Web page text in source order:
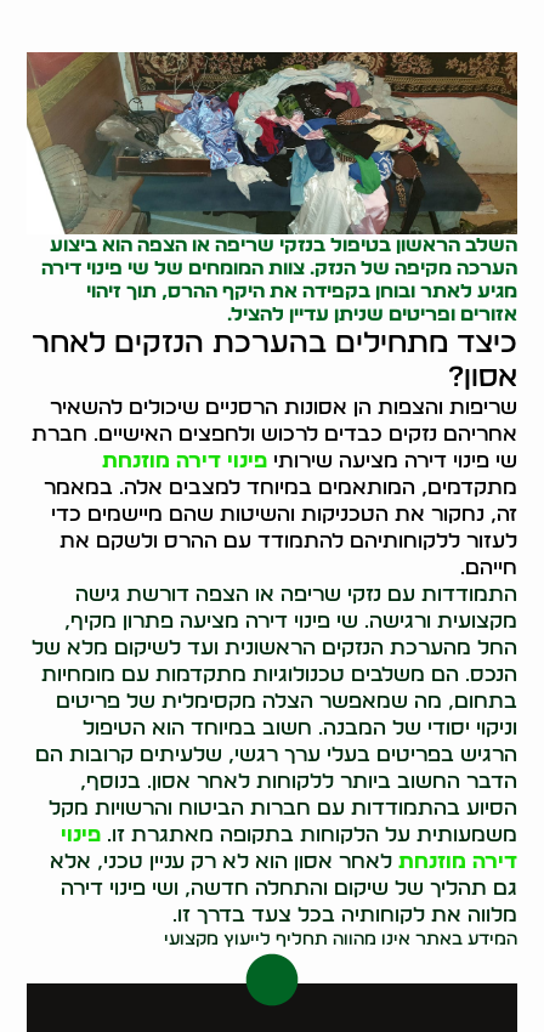
השלב הראשון בטיפול בנזקי שריפה או הצפה הוא ביצוע
הערכה מקיפה של הנזק. צוות המומחים של שי פינוי דירה
מגיע לאתר ובוחן בקפידה את היקף ההרס, תוך זיהוי
אזורים ופריטים שניתן עדיין להציל.
כיצד מתחילים בהערכת הנזקים לאחר
אסון?
שריפות והצפות הן אסונות הרסניים שיכולים להשאיר
אחריהם נזקים כבדים לרכוש ולחפצים האישיים. חברת
שי פינוי דירה מציעה שירותיפינוי דירה מוזנחת
מתקדמים, המותאמים במיוחד למצבים אלה. במאמר
זה, נחקור את הטכניקות והשיטות שהם מיישמים כדי
לעזור ללקוחותיהם להתמודד עם ההרס ולשקם את
חייהם.
התמודדות עם נזקי שריפה או הצפה דורשת גישה
מקצועית ורגישה. שי פינוי דירה מציעה פתרון מקיף,
החל מהערכת הנזקים הראשונית ועד לשיקום מלא של
הנכס. הם משלבים טכנולוגיות מתקדמות עם מומחיות
בתחום, מה שמאפשר הצלה מקסימלית של פריטים
וניקוי יסודי של המבנה. חשוב במיוחד הוא הטיפול
הרגיש בפריטים בעלי ערך רגשי, שלעיתים קרובות הם
הדבר החשוב ביותר ללקוחות לאחר אסון. בנוסף,
הסיוע בהתמודדות עם חברות הביטוח והרשויות מקל
משמעותית על הלקוחות בתקופה מאתגרת זו.פינוי
דירה מוזנחת לאחר אסון הוא לא רק עניין טכני, אלא
גם תהליך של שיקום והתחלה חדשה, ושי פינוי דירה
מלווה את לקוחותיה בכל צעד בדרך זו.
המידע באתר אינו מהווה תחליף לייעוץ מקצועי